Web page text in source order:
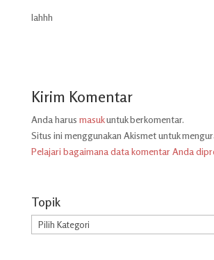
lahhh
Kirim Komentar
Anda harus masukuntuk berkomentar.
Situs ini menggunakan Akismet untuk
Pelajari bagaimana data komentar Anda
Topik
Topik